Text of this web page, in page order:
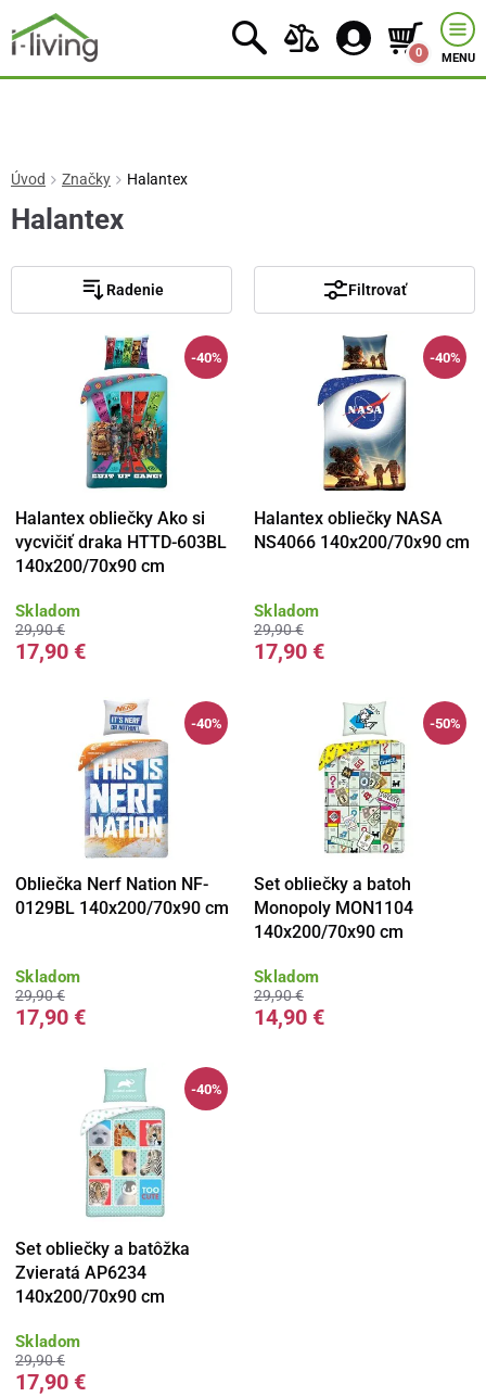
0 MENU
Úvod Značky Halantex
Halantex
Radenie Filtrovať
-40%
Halantex obliečky Ako si
vycvičiť draka HTTD-603BL
140x200/70x90 cm
Skladom
29,90 €
17,90 €
-40%
Halantex obliečky NASA
NS4066 140x200/70x90 cm
Skladom
29,90 €
17,90 €
-40%
Obliečka Nerf Nation NF-
0129BL 140x200/70x90 cm
Skladom
29,90 €
17,90 €
-50%
Set obliečky a batoh
Monopoly MON1104
140x200/70x90 cm
Skladom
29,90 €
14,90 €
-40%
Set obliečky a batôžka
Zvieratá AP6234
140x200/70x90 cm
Skladom
29,90 €
17,90 €